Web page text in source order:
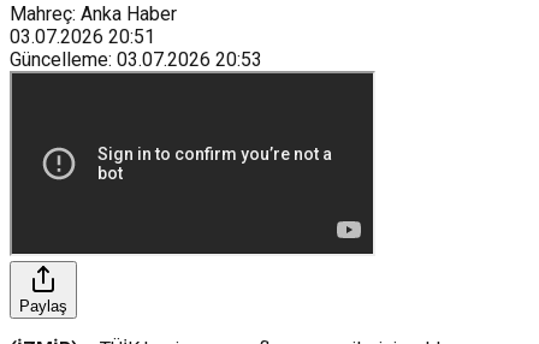
Mahreç: Anka Haber
03.07.2026 20:51
Güncelleme: 03.07.2026 20:53
Paylaş